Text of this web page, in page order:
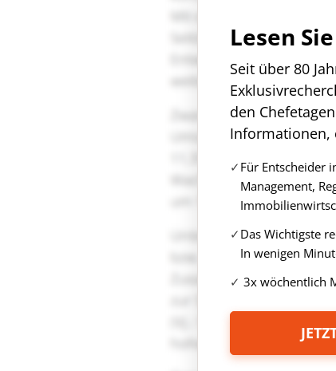
Lesen
Seit über 80
den
Informationen,
Für Entscheider
Management,
Das Wichtigste
In wenigen
3x wöchentlich